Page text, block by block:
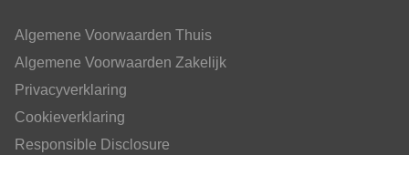
Algemene Voorwaarden Thuis
Algemene Voorwaarden Zakelijk
Privacyverklaring
Cookieverklaring
Responsible Disclosure